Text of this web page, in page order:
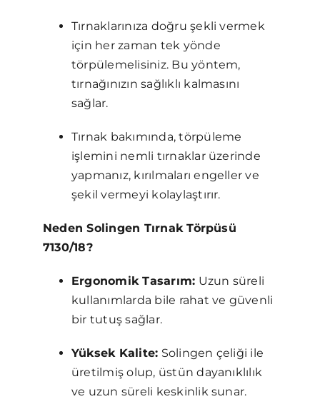
Tırnaklarınıza doğru şekli vermek
için her zaman tek yönde
törpülemelisiniz. Bu yöntem,
tırnağınızın sağlıklı kalmasını
sağlar.
Tırnak bakımında, törpüleme
işlemini nemli tırnaklar üzerinde
yapmanız, kırılmaları engeller ve
şekil vermeyi kolaylaştırır.
Neden Solingen Tırnak Törpüsü
7130/18?
Ergonomik Tasarım: Uzun süreli
kullanımlarda bile rahat ve güvenli
bir tutuş sağlar.
Yüksek Kalite: Solingen çeliği ile
üretilmiş olup, üstün dayanıklılık
ve uzun süreli keskinlik sunar.